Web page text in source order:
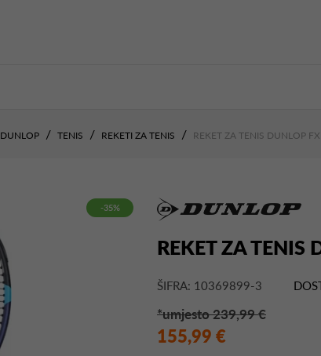
DUNLOP TENIS REKETI ZA TENIS REKET ZA TENIS DUNLOP
-35%
REKET ZA TENIS
ŠIFRA: 10369899-3
*umjesto 239,99 €
155,99 €